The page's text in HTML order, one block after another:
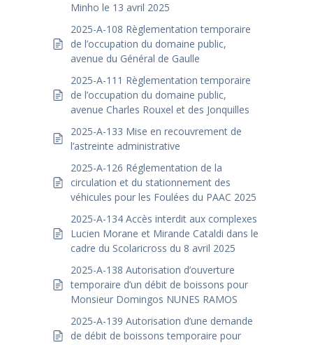
Minho le 13 avril 2025
2025-A-108 Règlementation temporaire
de l’occupation du domaine public,
avenue du Général de Gaulle
2025-A-111 Règlementation temporaire
de l’occupation du domaine public,
avenue Charles Rouxel et des Jonquilles
2025-A-133 Mise en recouvrement de
l’astreinte administrative
2025-A-126 Réglementation de la
circulation et du stationnement des
véhicules pour les Foulées du PAAC 2025
2025-A-134 Accès interdit aux complexes
Lucien Morane et Mirande Cataldi dans le
cadre du Scolaricross du 8 avril 2025
2025-A-138 Autorisation d’ouverture
temporaire d’un débit de boissons pour
Monsieur Domingos NUNES RAMOS
2025-A-139 Autorisation d’une demande
de débit de boissons temporaire pour